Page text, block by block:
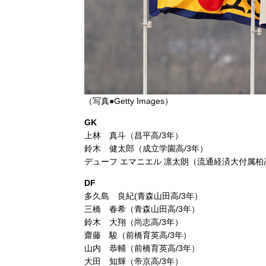
（写真●Getty Images）
GK
上林 真斗（昌平高/3年）
鈴木 健太郎（成立学園高/3年）
デューフ エマニエル 凛太朗（流通経済大付属柏
DF
多久島 良紀(青森山田高/3年）
三橋 春希（青森山田高/3年）
鈴木 大翔（尚志高/3年）
齋藤 駿（前橋育英高/3年）
山内 恭輔（前橋育英高/3年）
大田 知輝（帝京高/3年）